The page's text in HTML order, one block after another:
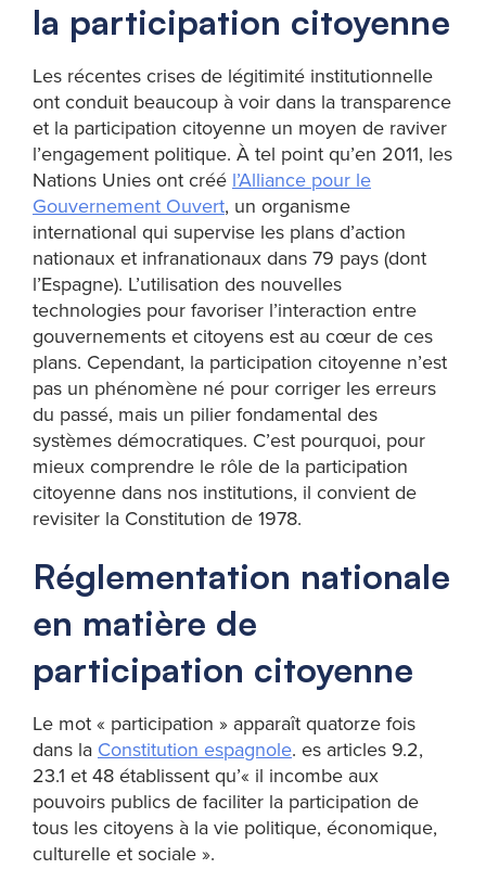
la participation citoyenne
Les récentes crises de légitimité institutionnelle
ont conduit beaucoup à voir dans la transparence
et la participation citoyenne un moyen de raviver
l’engagement politique. À tel point qu’en 2011, les
Nations Unies ont créé l’Alliance pour le
Gouvernement Ouvert, un organisme
international qui supervise les plans d’action
nationaux et infranationaux dans 79 pays (dont
l’Espagne). L’utilisation des nouvelles
technologies pour favoriser l’interaction entre
gouvernements et citoyens est au cœur de ces
plans. Cependant, la participation citoyenne n’est
pas un phénomène né pour corriger les erreurs
du passé, mais un pilier fondamental des
systèmes démocratiques. C’est pourquoi, pour
mieux comprendre le rôle de la participation
citoyenne dans nos institutions, il convient de
revisiter la Constitution de 1978.
Réglementation nationale
en matière de
participation citoyenne
Le mot « participation » apparaît quatorze fois
dans la Constitution espagnole. es articles 9.2,
23.1 et 48 établissent qu’« il incombe aux
pouvoirs publics de faciliter la participation de
tous les citoyens à la vie politique, économique,
culturelle et sociale ».